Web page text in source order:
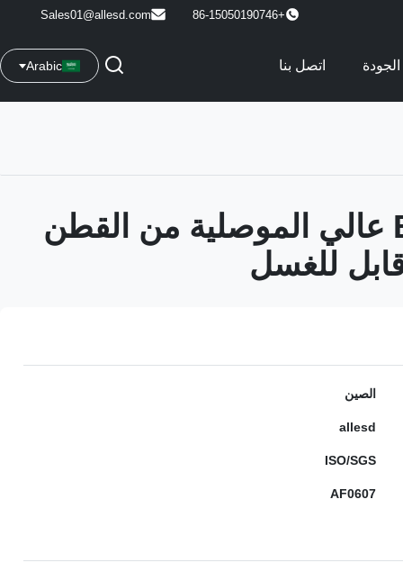
+86-15050190746
Sales01@allesd.com
اتصل بنا Arabic
قماش ESD عالي الموصلية من القطن
للغسل
الصين
allesd
ISO/SGS
AF0607